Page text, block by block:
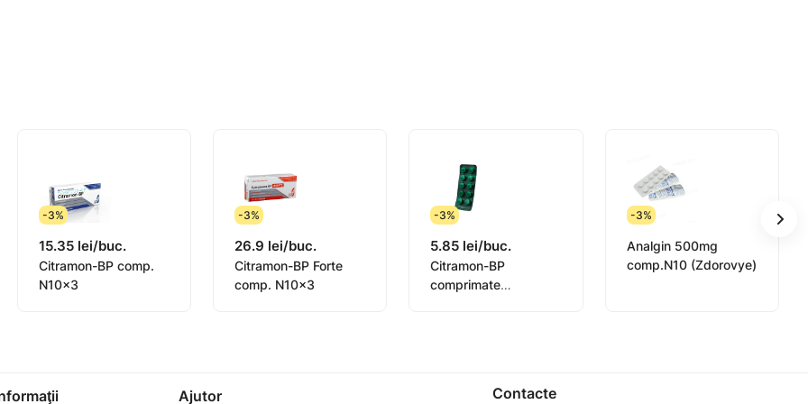
este, în general, de 12,5 mg la fiecare 4-6
celei mai mici doze eficace pentru cea mai
4.4).
Siguranţa şi eficacitatea la copii şi
nu trebuie administrat la copii şi
cu doza cea mai mică (50 mg doza zilnică).
-3%
15.35 lei/buc.
Citramon-BP comp.
N10x3
-3%
26.9 lei/buc.
Citramon-BP Forte
comp. N10x3
-3%
5.85 lei/buc.
Citramon-BP
comprimate
-3%
Analgin 500mg
comp.N10 (Zdorovye)
Ajutor Contacte